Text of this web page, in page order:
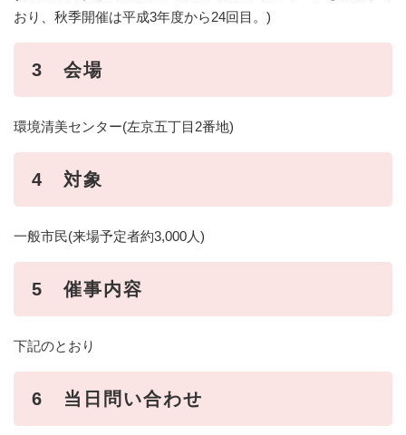
おり、秋季開催は平成3年度から24回目。)
3 会場
環境清美センター(左京五丁目2番地)
4 対象
一般市民(来場予定者約3,000人)
5 催事内容
下記のとおり
6 当日問い合わせ